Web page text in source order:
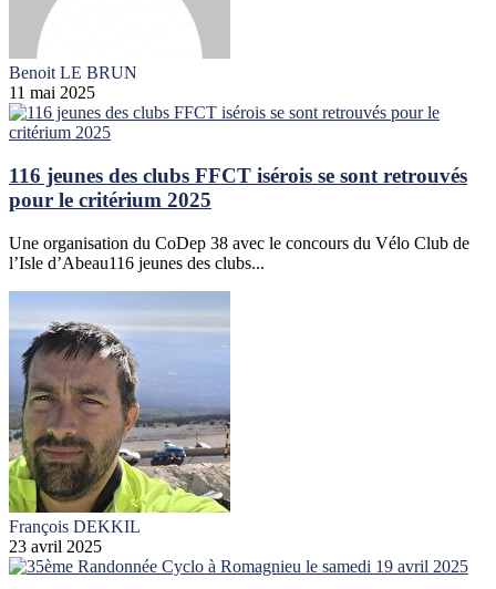
Benoit LE BRUN
11 mai 2025
116 jeunes des clubs FFCT isérois se sont retrouvés
pour le critérium 2025
Une organisation du CoDep 38 avec le concours du Vélo Club de
l’Isle d’Abeau116 jeunes des clubs...
François DEKKIL
23 avril 2025